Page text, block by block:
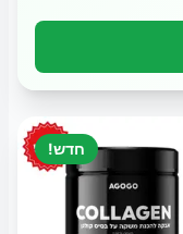
חדש!